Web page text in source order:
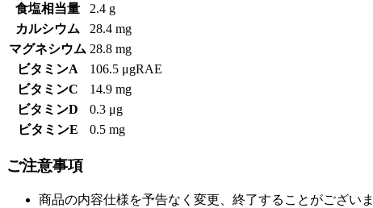
食塩相当量
2.4 g
カルシウム
28.4 mg
マグネシウム 28.8 mg
ビタミンA
106.5 μgRAE
ビタミンC
14.9 mg
ビタミンD
0.3 μg
ビタミンE
0.5 mg
ご注意事項
商品の内容仕様を予告なく変更、終了することがござい